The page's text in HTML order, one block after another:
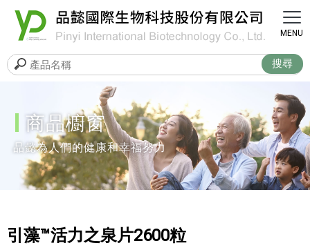
商品櫥窗
引藻™活力之泉片2600粒